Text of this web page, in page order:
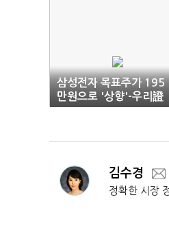
삼성전자 목표주가 195
만원으로 '상향'-우리證
김수경
정확한 시장